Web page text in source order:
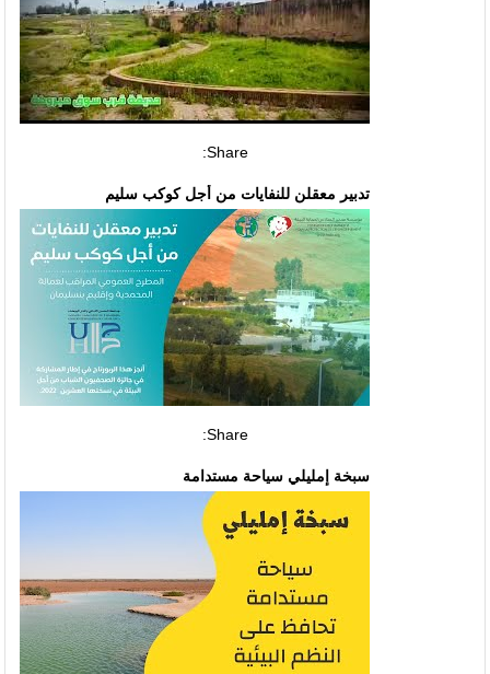
Share:
تدبير معقلن للنفايات من أجل كوكب سليم
Share:
سبخة إمليلي سياحة مستدامة